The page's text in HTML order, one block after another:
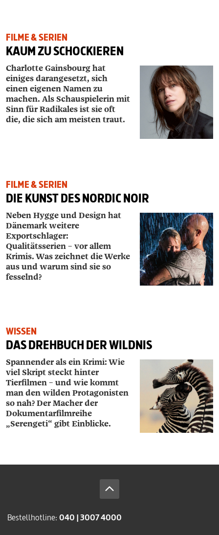
FILME & SERIEN
KAUM ZU SCHOCKIEREN
Charlotte Gainsbourg hat
einiges darangesetzt, sich
einen eigenen Namen zu
machen. Als Schauspielerin mit
Sinn für Radikales ist sie oft
die, die sich am meisten traut.
FILME & SERIEN
DIE KUNST DES NORDIC NOIR
Neben Hygge und Design hat
Dänemark weitere
Exportschlager:
Qualitätsserien – vor allem
Krimis. Was zeichnet die Werke
aus und warum sind sie so
fesselnd?
WISSEN
DAS DREHBUCH DER WILDNIS
Spannender als ein Krimi: Wie
viel Skript steckt hinter
Tierfilmen – und wie kommt
man den wilden Protagonisten
so nah? Der Macher der
Dokumentarfilmreihe
„Serengeti“ gibt Einblicke.
Bestellhotline: 040 | 3007 4000